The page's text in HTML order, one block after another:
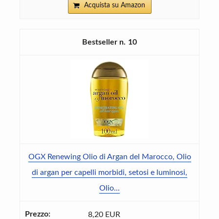
Acquista su Amazon
10
OGX Renewing Olio di Argan del Marocco, Olio
di argan per capelli morbidi, setosi e luminosi,
Olio...
8,20 EUR